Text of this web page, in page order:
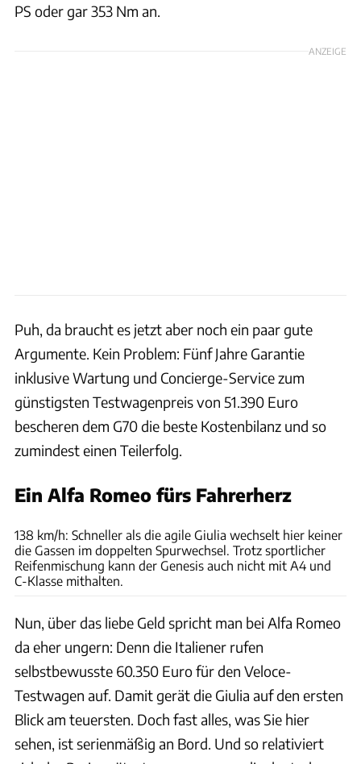
PS oder gar 353 Nm an.
ANZEIGE
Puh, da braucht es jetzt aber noch ein paar gute
Argumente. Kein Problem: Fünf Jahre Garantie
inklusive Wartung und Concierge-Service zum
günstigsten Testwagenpreis von 51.390 Euro
bescheren dem G70 die beste Kostenbilanz und so
zumindest einen Teilerfolg.
Ein Alfa Romeo fürs FahrerherzHans-Dieter Seufert
138 km/h: Schneller als die agile Giulia wechselt hier keiner
die Gassen im doppelten Spurwechsel. Trotz sportlicher
Reifenmischung kann der Genesis auch nicht mit A4 und
C-Klasse mithalten.
Nun, über das liebe Geld spricht man bei Alfa Romeo
da eher ungern: Denn die Italiener rufen
selbstbewusste 60.350 Euro für den Veloce-
Testwagen auf. Damit gerät die Giulia auf den ersten
Blick am teuersten. Doch fast alles, was Sie hier
sehen, ist serienmäßig an Bord. Und so relativiert